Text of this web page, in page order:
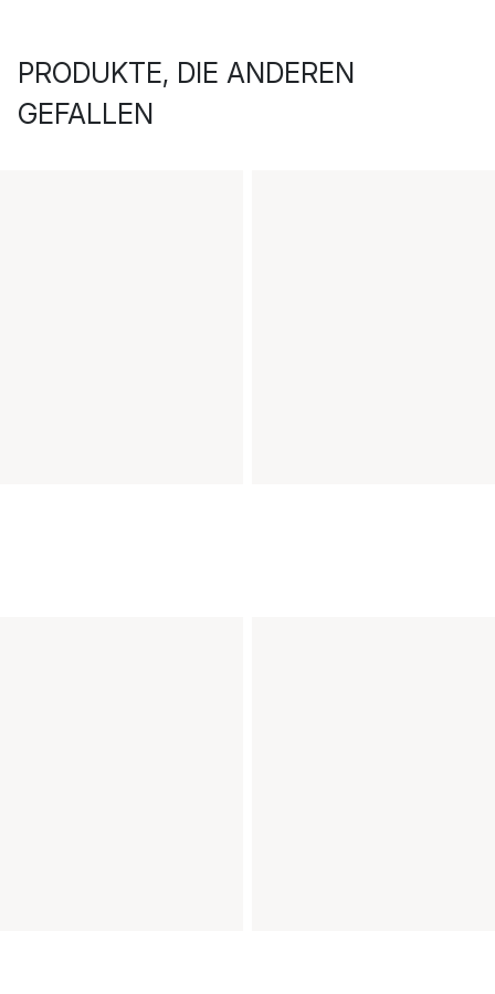
PRODUKTE, DIE ANDEREN
GEFALLEN